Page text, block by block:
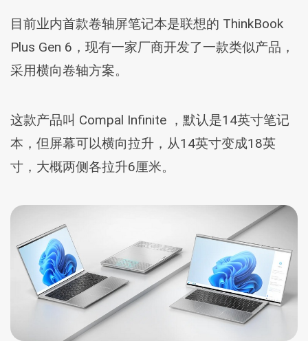
目前业内首款卷轴屏笔记本是联想的 ThinkBook
Plus Gen 6，现有一家厂商开发了一款类似产品，
采用横向卷轴方案。
这款产品叫 Compal Infinite ，默认是14英寸笔记
本，但屏幕可以横向拉升，从14英寸变成18英
寸，大概两侧各拉升6厘米。